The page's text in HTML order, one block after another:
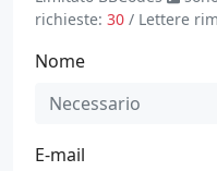
richieste: 30 / Lettere
Nome
E-mail